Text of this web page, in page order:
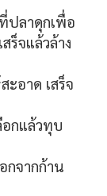
ปลาดุกเพื่อ
ร็จแล้วล้าง
ะอาด เสร็จ
กแล้วทุบ
กจากก้าน